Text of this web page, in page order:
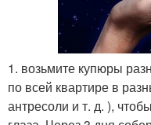
1. возьмите купюры
по всей квартире в
антресоли и т. д. ),